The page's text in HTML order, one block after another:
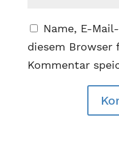
Name, E-
diesem Browser
Kommentar